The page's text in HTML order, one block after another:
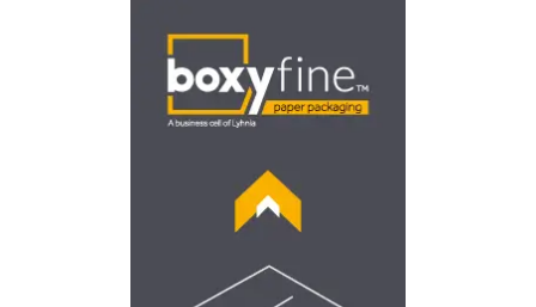
ΣΥΣΚΕΥΑΣΙΑ
ειδών και μεγεθών με
ταχύτητα και ακρίβεια.
Soft Boxes
Corrugated Boxes